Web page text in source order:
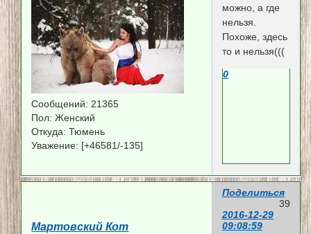
Сообщений: 21365
Пол: Женский
Откуда: Тюмень
Уважение: [+46581/-135]
можно, а где
нельзя.
Похоже, здесь
то и нельзя(((
0
Поделиться
39
2016-12-29
09:08:59
Мартовский Кот